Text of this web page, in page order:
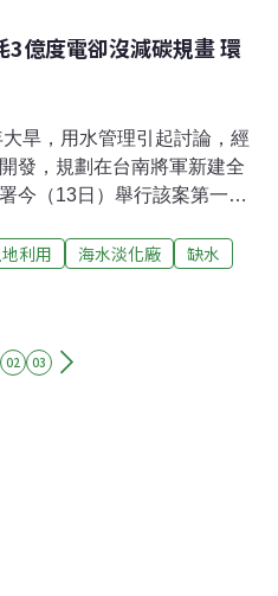
3億度電卻沒減碳規畫 環
旱，用水管理引起討論，經
發，規劃在台南將軍新建全
今（13日）舉行該案第一次
排放。環委要求，開發單位
綠電占比。也有多位環委質
規定，興建或擴增每日出水
利用 海水淡化廠
缺水
02 03